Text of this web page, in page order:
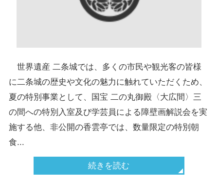
世界遺産 二条城では、多くの市民や観光客の皆様
に二条城の歴史や文化の魅力に触れていただくため、
夏の特別事業として、国宝 二の丸御殿〈大広間〉三
の間への特別入室及び学芸員による障壁画解説会を実
施する他、非公開の香雲亭では、数量限定の特別朝
食...
続きを読む